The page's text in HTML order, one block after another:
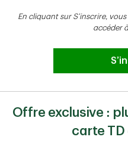
En cliquant sur S’inscrire,
accéder
Offre exclusive :
carte